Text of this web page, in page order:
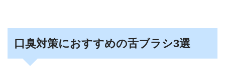
口臭対策におすすめの舌ブラシ3選